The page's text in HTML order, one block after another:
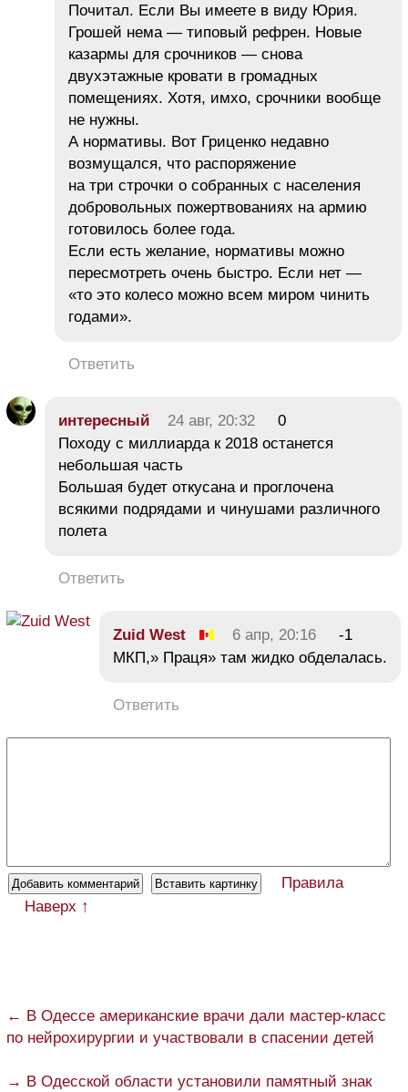
Почитал. Если Вы имеете в виду Юрия.
Грошей нема — типовый рефрен. Новые
казармы для срочников — снова
двухэтажные кровати в громадных
помещениях. Хотя, имхо, срочники вообще
не нужны.
А нормативы. Вот Гриценко недавно
возмущался, что распоряжение
на три строчки о собранных с населения
добровольных пожертвованиях на армию
готовилось более года.
Если есть желание, нормативы можно
пересмотреть очень быстро. Если нет —
«то это колесо можно всем миром чинить
годами».
Ответить
интересный 24 авг, 20:32
0
Походу с миллиарда к 2018 останется
небольшая часть
Большая будет откусана и проглочена
всякими подрядами и чинушами различного
полета
Ответить
Zuid West 6 апр, 20:16
-1
МКП,» Праця» там жидко обделалась.
Ответить
Правила
Наверх ↑
← В Одессе американские врачи дали мастер-класс
по нейрохирургии и участвовали в спасении детей
→ В Одесской области установили памятный знак